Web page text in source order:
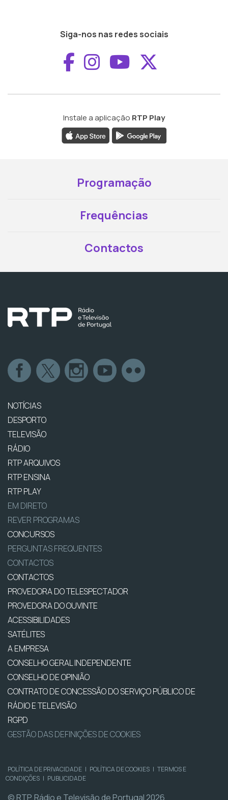
Siga-nos nas redes sociais
Aceder ao
Aceder ao
Aceder ao
Instale a aplicação RTP Play
Programação
Frequências
Contactos
NOTÍCIAS
DESPORTO
TELEVISÃO
RÁDIO
RTP ARQUIVOS
RTP ENSINA
RTP PLAY
EM DIRETO
REVER PROGRAMAS
CONCURSOS
PERGUNTAS FREQUENTES
CONTACTOS
CONTACTOS
PROVEDORA DO TELESPECTADOR
PROVEDORA DO OUVINTE
ACESSIBILIDADES
SATÉLITES
A EMPRESA
CONSELHO GERAL INDEPENDENTE
CONSELHO DE OPINIÃO
CONTRATO DE CONCESSÃO DO SERVIÇO PÚBLICO DE
RÁDIO E TELEVISÃO
RGPD
GESTÃO DAS DEFINIÇÕES DE COOKIES
POLÍTICA DE PRIVACIDADE | POLÍTICA DE COOKIES | TERMOS E
CONDIÇÕES | PUBLICIDADE
© RTP, Rádio e Televisão de Portugal 2026